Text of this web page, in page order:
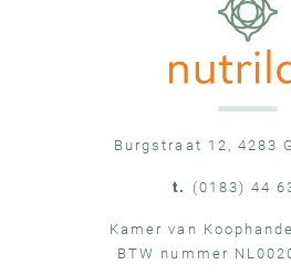
Burgstraat 12, 4283
t. (0183) 44
Kamer van
BTW nummer